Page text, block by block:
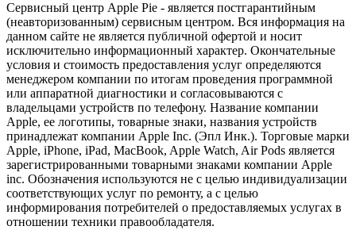
Сервисный центр Apple Pie - является постгарантийным
(неавторизованным) сервисным центром. Вся информация на
данном сайте не является публичной офертой и носит
исключительно информационный характер. Окончательные
условия и стоимость предоставления услуг определяются
менеджером компании по итогам проведения программной
или аппаратной диагностики и согласовываются с
владельцами устройств по телефону. Название компании
Apple, ее логотипы, товарные знаки, названия устройств
принадлежат компании Apple Inc. (Эпл Инк.). Торговые марки
Apple, iPhone, iPad, MacBook, Apple Watch, Air Pods является
зарегистрированными товарными знаками компании Apple
inc. Обозначения используются не с целью индивидуализации
соответствующих услуг по ремонту, а с целью
информирования потребителей о предоставляемых услугах в
отношении техники правообладателя.